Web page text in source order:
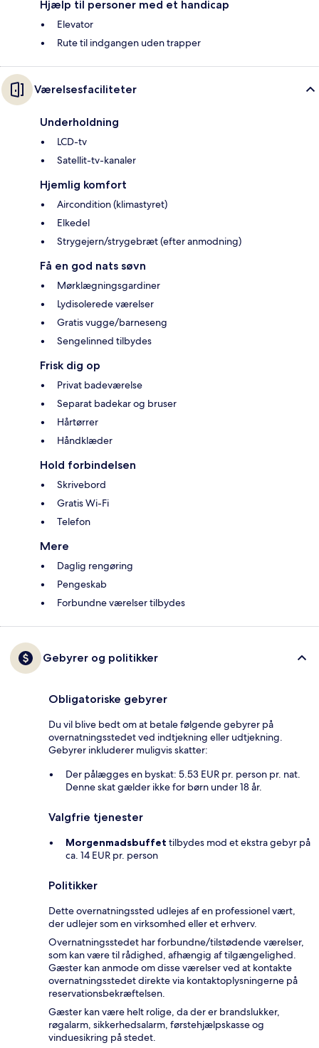
Hjælp til personer med et handicap
Elevator
Rute til indgangen uden trapper
Værelsesfaciliteter
Underholdning
LCD-tv
Satellit-tv-kanaler
Hjemlig komfort
Aircondition (klimastyret)
Elkedel
Strygejern/strygebræt (efter anmodning)
Få en god nats søvn
Mørklægningsgardiner
Lydisolerede værelser
Gratis vugge/barneseng
Sengelinned tilbydes
Frisk dig op
Privat badeværelse
Separat badekar og bruser
Hårtørrer
Håndklæder
Hold forbindelsen
Skrivebord
Gratis Wi-Fi
Telefon
Mere
Daglig rengøring
Pengeskab
Forbundne værelser tilbydes
Gebyrer og politikker
Obligatoriske gebyrer
Du vil blive bedt om at betale følgende gebyrer på
overnatningsstedet ved indtjekning eller udtjekning.
Gebyrer inkluderer muligvis skatter:
Der pålægges en byskat: 5.53 EUR pr. person pr. nat.
Denne skat gælder ikke for børn under 18 år.
Valgfrie tjenester
Morgenmadsbuffet tilbydes mod et ekstra gebyr på
ca. 14 EUR pr. person
Politikker
Dette overnatningssted udlejes af en professionel vært,
der udlejer som en virksomhed eller et erhverv.
Overnatningsstedet har forbundne/tilstødende værelser,
som kan være til rådighed, afhængig af tilgængelighed.
Gæster kan anmode om disse værelser ved at kontakte
overnatningsstedet direkte via kontaktoplysningerne på
reservationsbekræftelsen.
Gæster kan være helt rolige, da der er brandslukker,
røgalarm, sikkerhedsalarm, førstehjælpskasse og
vinduesikring på stedet.